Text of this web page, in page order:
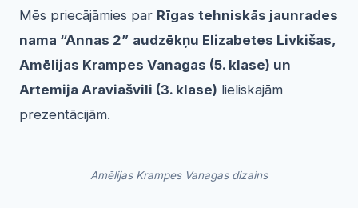
Mēs priecājāmies par Rīgas tehniskās jaunrades
nama “Annas 2” audzēkņu Elizabetes Livkišas,
Amēlijas Krampes Vanagas (5. klase) un
Artemija Araviašvili (3. klase) lieliskajām
prezentācijām.
Amēlijas Krampes Vanagas dizains